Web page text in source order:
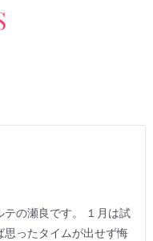
の瀬良です。 １月は試
ったタイムが出せず悔